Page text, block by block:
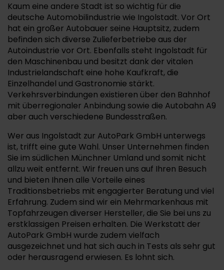
Kaum eine andere Stadt ist so wichtig für die
deutsche Automobilindustrie wie Ingolstadt. Vor Ort
hat ein großer Autobauer seine Hauptsitz, zudem
befinden sich diverse Zulieferbetriebe aus der
Autoindustrie vor Ort. Ebenfalls steht Ingolstadt für
den Maschinenbau und besitzt dank der vitalen
Industrielandschaft eine hohe Kaufkraft, die
Einzelhandel und Gastronomie stärkt.
Verkehrsverbindungen existieren über den Bahnhof
mit überregionaler Anbindung sowie die Autobahn A9
aber auch verschiedene Bundesstraßen.
Wer aus Ingolstadt zur AutoPark GmbH unterwegs
ist, trifft eine gute Wahl. Unser Unternehmen finden
Sie im südlichen Münchner Umland und somit nicht
allzu weit entfernt. Wir freuen uns auf Ihren Besuch
und bieten Ihnen alle Vorteile eines
Traditionsbetriebs mit engagierter Beratung und viel
Erfahrung. Zudem sind wir ein Mehrmarkenhaus mit
Topfahrzeugen diverser Hersteller, die Sie bei uns zu
erstklassigen Preisen erhalten. Die Werkstatt der
AutoPark GmbH wurde zudem vielfach
ausgezeichnet und hat sich auch in Tests als sehr gut
oder herausragend erwiesen. Es lohnt sich.